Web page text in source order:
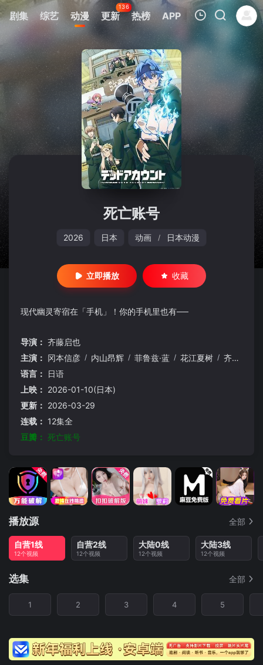
剧集 综艺 动漫 更新
136
热榜 APP
我的观影记录
暂无观看影片的记录
死亡账号
2026 日本 动画 / 日本动漫
立即播放 收藏
现代幽灵寄宿在「手机」！你的手机里也有──
导演： 齐藤启也
主演： 冈本信彦 / 内山昂辉 / 菲鲁兹·蓝 / 花江夏树 / 齐藤真知子
语言：
日语
上映： 2026-01-10(日本)
更新： 2026-03-29
连载： 12集全
豆瓣： 死亡账号
播放源 全部
自营1线
12个视频
自营2线
12个视频
大陆0线
12个视频
大陆3线
12个视频
选集 全部
1 2 3 4 5